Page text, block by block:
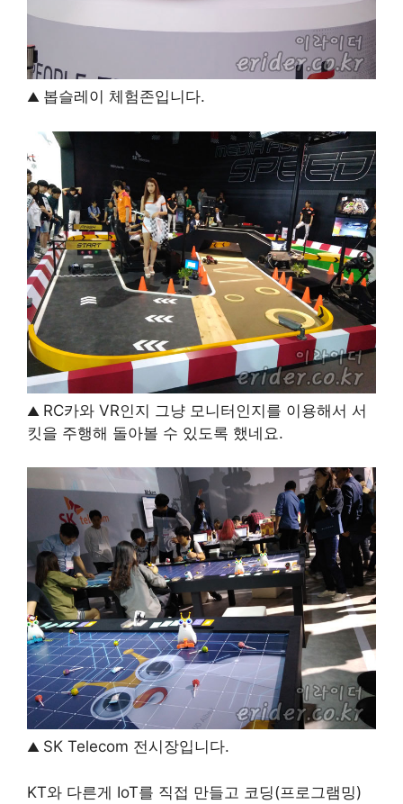
▲ 봅슬레이 체험존입니다.
▲ RC카와 VR인지 그냥 모니터인지를 이용해서 서
킷을 주행해 돌아볼 수 있도록 했네요.
▲ SK Telecom 전시장입니다.
KT와 다른게 IoT를 직접 만들고 코딩(프로그램밍)